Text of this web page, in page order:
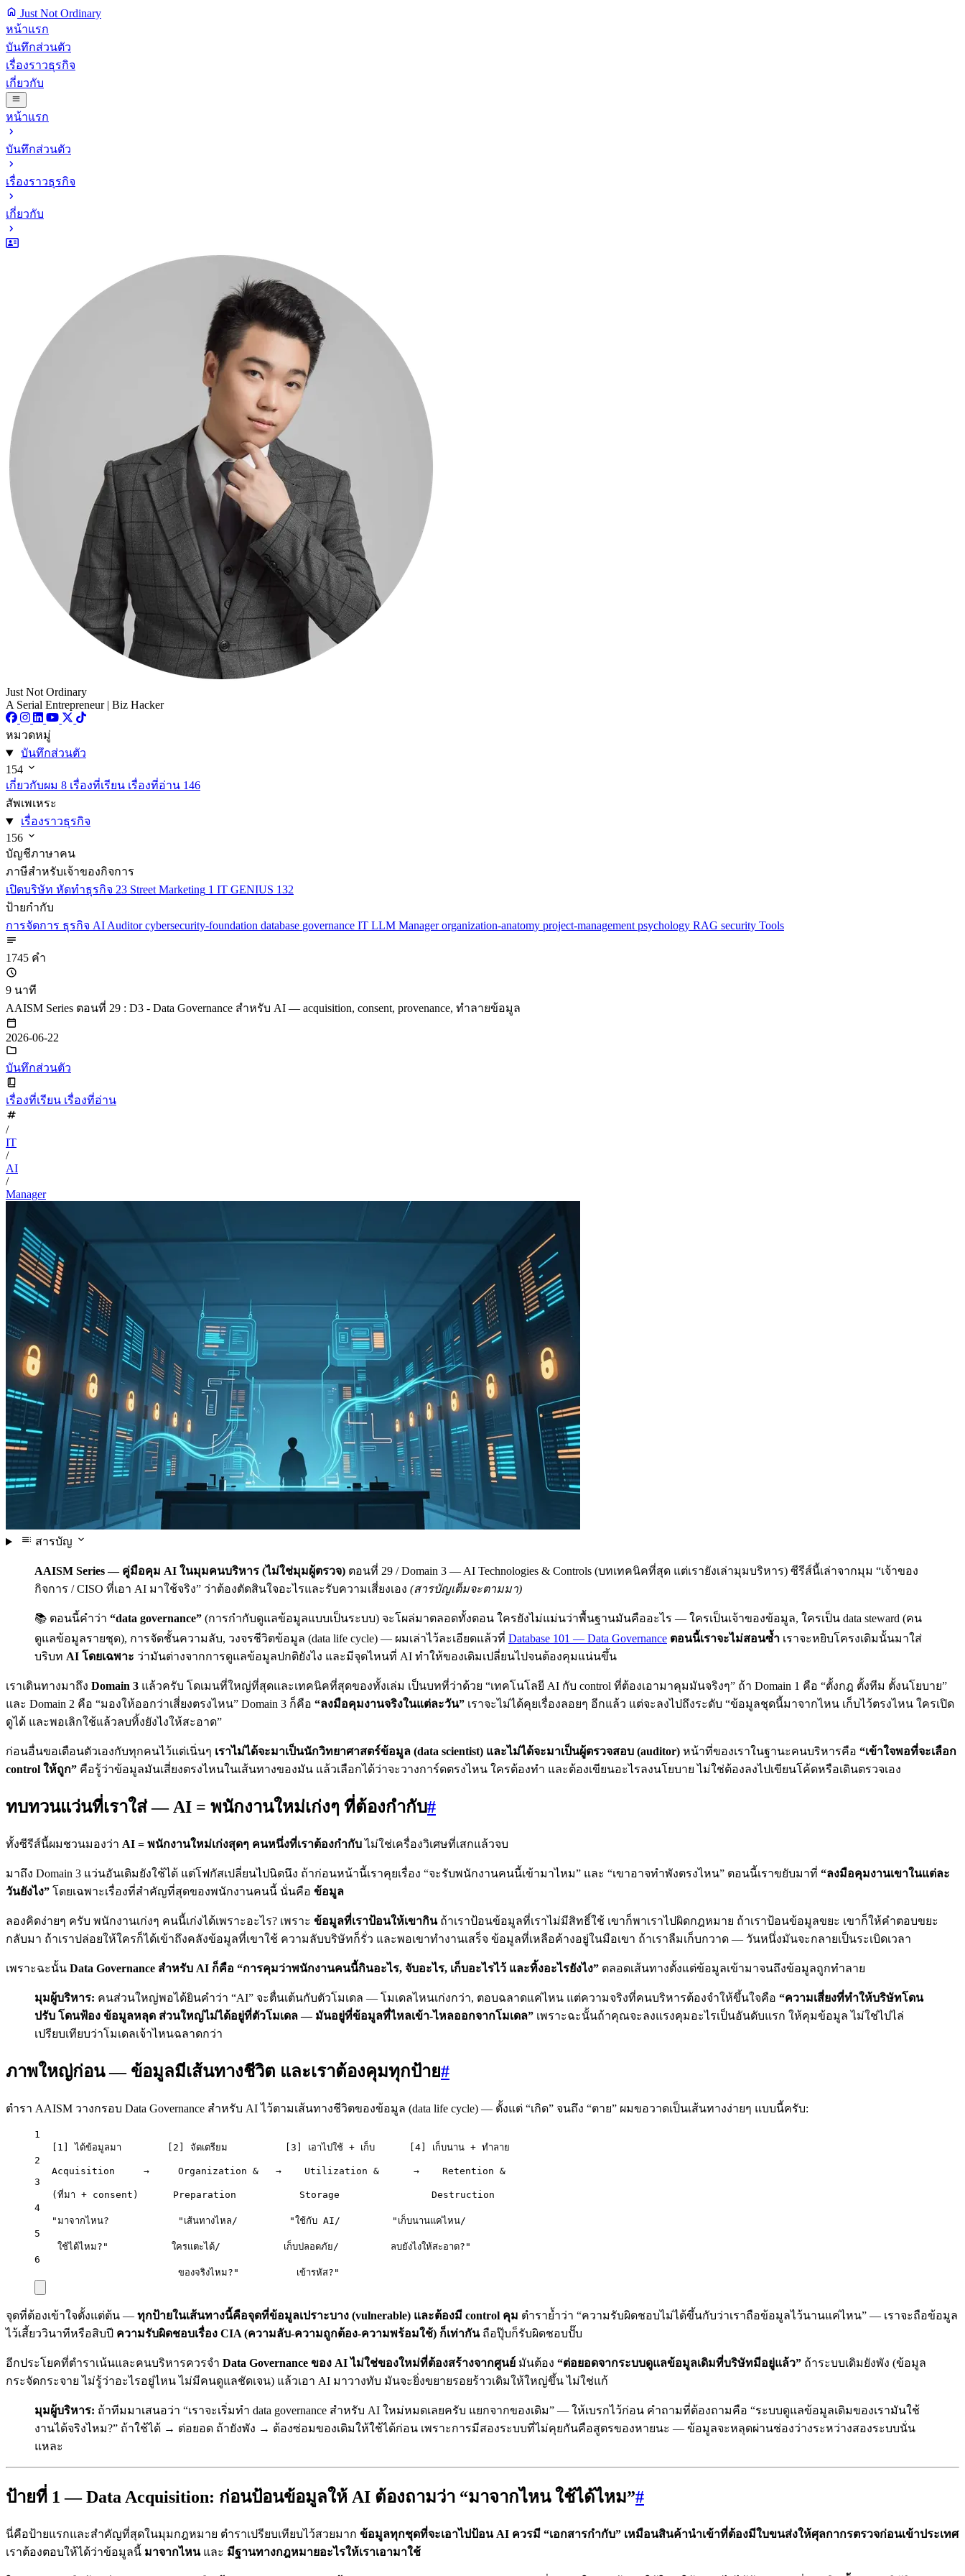
Just Not Ordinary
หน้าแรก
บันทึกส่วนตัว
เรื่องราวธุรกิจ
เกี่ยวกับ
หน้าแรก
บันทึกส่วนตัว
เรื่องราวธุรกิจ
เกี่ยวกับ
Just Not Ordinary
A Serial Entrepreneur | Biz Hacker
หมวดหมู่
บันทึกส่วนตัว
154
เกี่ยวกับผม 8 เรื่องที่เรียน เรื่องที่อ่าน 146
สัพเพเหระ
เรื่องราวธุรกิจ
156
บัญชีภาษาคน
ภาษีสำหรับเจ้าของกิจการ
เปิดบริษัท หัดทำธุรกิจ 23 Street Marketing 1 IT GENIUS 132
ป้ายกำกับ
การจัดการ ธุรกิจ AI Auditorcybersecurity-foundation database governance IT LLM Managerorganization-anatomy project-management psychology RAG security Tools
1745 คำ
9 นาที
AAISM Series ตอนที่ 29 : D3 - Data Governance สำหรับ AI — acquisition, consent, provenance, ทำลายข้อมูล
2026-06-22
บันทึกส่วนตัว
เรื่องที่เรียน เรื่องที่อ่าน
/
IT
/
AI
/
Manager
สารบัญ
AAISM Series — คู่มือคุม AI ในมุมคนบริหาร (ไม่ใช่มุมผู้ตรวจ) ตอนที่ 29 / Domain 3 — AI Technologies & Controls (บทเทคนิคที่สุด แต่เรายังเล่ามุมบริหาร) ซีรีส์นี้เล่าจากมุม “เจ้าของ
กิจการ / CISO ที่เอา AI มาใช้จริง” ว่าต้องตัดสินใจอะไรและรับความเสี่ยงเอง (สารบัญเต็มจะตามมา)
📚 ตอนนี้คำว่า “data governance” (การกำกับดูแลข้อมูลแบบเป็นระบบ) จะโผล่มาตลอดทั้งตอน ใครยังไม่แม่นว่าพื้นฐานมันคืออะไร — ใครเป็นเจ้าของข้อมูล, ใครเป็น data steward (คน
ดูแลข้อมูลรายชุด), การจัดชั้นความลับ, วงจรชีวิตข้อมูล (data life cycle) — ผมเล่าไว้ละเอียดแล้วที่ Database 101 — Data Governance ตอนนี้เราจะไม่สอนซ้ำ เราจะหยิบโครงเดิมนั้นมาใส่
บริบท AI โดยเฉพาะ ว่ามันต่างจากการดูแลข้อมูลปกติยังไง และมีจุดไหนที่ AI ทำให้ของเดิมเปลี่ยนไปจนต้องคุมแน่นขึ้น
เราเดินทางมาถึง Domain 3 แล้วครับ โดเมนที่ใหญ่ที่สุดและเทคนิคที่สุดของทั้งเล่ม เป็นบทที่ว่าด้วย “เทคโนโลยี AI กับ control ที่ต้องเอามาคุมมันจริงๆ” ถ้า Domain 1 คือ “ตั้งกฎ ตั้งทีม ตั้งนโยบาย”
และ Domain 2 คือ “มองให้ออกว่าเสี่ยงตรงไหน” Domain 3 ก็คือ “ลงมือคุมงานจริงในแต่ละวัน” เราจะไม่ได้คุยเรื่องลอยๆ อีกแล้ว แต่จะลงไปถึงระดับ “ข้อมูลชุดนี้มาจากไหน เก็บไว้ตรงไหน ใครเปิด
ดูได้ และพอเลิกใช้แล้วลบทิ้งยังไงให้สะอาด”
ก่อนอื่นขอเตือนตัวเองกับทุกคนไว้แต่เนิ่นๆ เราไม่ได้จะมาเป็นนักวิทยาศาสตร์ข้อมูล (data scientist) และไม่ได้จะมาเป็นผู้ตรวจสอบ (auditor) หน้าที่ของเราในฐานะคนบริหารคือ “เข้าใจพอที่จะเลือก
control ให้ถูก” คือรู้ว่าข้อมูลมันเสี่ยงตรงไหนในเส้นทางของมัน แล้วเลือกได้ว่าจะวางการ์ดตรงไหน ใครต้องทำ และต้องเขียนอะไรลงนโยบาย ไม่ใช่ต้องลงไปเขียนโค้ดหรือเดินตรวจเอง
ทบทวนแว่นที่เราใส่ — AI = พนักงานใหม่เก่งๆ ที่ต้องกำกับ#
ทั้งซีรีส์นี้ผมชวนมองว่า AI = พนักงานใหม่เก่งสุดๆ คนหนึ่งที่เราต้องกำกับไม่ใช่เครื่องวิเศษที่เสกแล้วจบ
มาถึง Domain 3 แว่นอันเดิมยังใช้ได้ แต่โฟกัสเปลี่ยนไปนิดนึง ถ้าก่อนหน้านี้เราคุยเรื่อง “จะรับพนักงานคนนี้เข้ามาไหม” และ “เขาอาจทำพังตรงไหน” ตอนนี้เราขยับมาที่ “ลงมือคุมงานเขาในแต่ละ
วันยังไง” โดยเฉพาะเรื่องที่สำคัญที่สุดของพนักงานคนนี้ นั่นคือ ข้อมูล
ลองคิดง่ายๆ ครับ พนักงานเก่งๆ คนนี้เก่งได้เพราะอะไร? เพราะ ข้อมูลที่เราป้อนให้เขากินถ้าเราป้อนข้อมูลที่เราไม่มีสิทธิ์ใช้ เขาก็พาเราไปผิดกฎหมาย ถ้าเราป้อนข้อมูลขยะ เขาก็ให้คำตอบขยะ
กลับมา ถ้าเราปล่อยให้ใครก็ได้เข้าถึงคลังข้อมูลที่เขาใช้ ความลับบริษัทก็รั่ว และพอเขาทำงานเสร็จ ข้อมูลที่เหลือค้างอยู่ในมือเขา ถ้าเราลืมเก็บกวาด — วันหนึ่งมันจะกลายเป็นระเบิดเวลา
เพราะฉะนั้น Data Governance สำหรับ AI ก็คือ “การคุมว่าพนักงานคนนี้กินอะไร, จับอะไร, เก็บอะไรไว้ และทิ้งอะไรยังไง” ตลอดเส้นทางตั้งแต่ข้อมูลเข้ามาจนถึงข้อมูลถูกทำลาย
มุมผู้บริหาร: คนส่วนใหญ่พอได้ยินคำว่า “AI” จะตื่นเต้นกับตัวโมเดล — โมเดลไหนเก่งกว่า, ตอบฉลาดแค่ไหน แต่ความจริงที่คนบริหารต้องจำให้ขึ้นใจคือ “ความเสี่ยงที่ทำให้บริษัทโดน
ปรับ โดนฟ้อง ข้อมูลหลุด ส่วนใหญ่ไม่ได้อยู่ที่ตัวโมเดล — มันอยู่ที่ข้อมูลที่ไหลเข้า-ไหลออกจากโมเดล” เพราะฉะนั้นถ้าคุณจะลงแรงคุมอะไรเป็นอันดับแรก ให้คุมข้อมูล ไม่ใช่ไปไล่
เปรียบเทียบว่าโมเดลเจ้าไหนฉลาดกว่า
ภาพใหญ่ก่อน — ข้อมูลมีเส้นทางชีวิต และเราต้องคุมทุกป้าย#
ตำรา AAISM วางกรอบ Data Governance สำหรับ AI ไว้ตามเส้นทางชีวิตของข้อมูล (data life cycle) — ตั้งแต่ “เกิด” จนถึง “ตาย” ผมขอวาดเป็นเส้นทางง่ายๆ แบบนี้ครับ:
1
[1] ได้ข้อมูลมา        [2] จัดเตรียม          [3] เอาไปใช้ + เก็บ      [4] เก็บนาน + ทำลาย
2
Acquisition     →     Organization &   →    Utilization &      →    Retention &
3
(ที่มา + consent)      Preparation           Storage                Destruction
4
"มาจากไหน?            "เส้นทางไหล/         "ใช้กับ AI/         "เก็บนานแค่ไหน/
5
ใช้ได้ไหม?"           ใครแตะได้/           เก็บปลอดภัย/         ลบยังไงให้สะอาด?"
6
ของจริงไหม?"          เข้ารหัส?"
จุดที่ต้องเข้าใจตั้งแต่ต้น — ทุกป้ายในเส้นทางนี้คือจุดที่ข้อมูลเปราะบาง (vulnerable) และต้องมี control คุม ตำราย้ำว่า “ความรับผิดชอบไม่ได้ขึ้นกับว่าเราถือข้อมูลไว้นานแค่ไหน” — เราจะถือข้อมูล
ไว้เสี้ยววินาทีหรือสิบปี ความรับผิดชอบเรื่อง CIA (ความลับ-ความถูกต้อง-ความพร้อมใช้) ก็เท่ากันถือปุ๊บก็รับผิดชอบปั๊บ
อีกประโยคที่ตำราเน้นและคนบริหารควรจำ Data Governance ของ AI ไม่ใช่ของใหม่ที่ต้องสร้างจากศูนย์ มันต้อง “ต่อยอดจากระบบดูแลข้อมูลเดิมที่บริษัทมีอยู่แล้ว” ถ้าระบบเดิมยังพัง (ข้อมูล
กระจัดกระจาย ไม่รู้ว่าอะไรอยู่ไหน ไม่มีคนดูแลชัดเจน) แล้วเอา AI มาวางทับ มันจะยิ่งขยายรอยร้าวเดิมให้ใหญ่ขึ้น ไม่ใช่แก้
มุมผู้บริหาร: ถ้าทีมมาเสนอว่า “เราจะเริ่มทำ data governance สำหรับ AI ใหม่หมดเลยครับ แยกจากของเดิม” — ให้เบรกไว้ก่อน คำถามที่ต้องถามคือ “ระบบดูแลข้อมูลเดิมของเรามันใช้
งานได้จริงไหม?” ถ้าใช้ได้ → ต่อยอด ถ้ายังพัง → ต้องซ่อมของเดิมให้ใช้ได้ก่อน เพราะการมีสองระบบที่ไม่คุยกันคือสูตรของหายนะ — ข้อมูลจะหลุดผ่านช่องว่างระหว่างสองระบบนั่น
แหละ
ป้ายที่ 1 — Data Acquisition: ก่อนป้อนข้อมูลให้ AI ต้องถามว่า “มาจากไหน ใช้ได้ไหม”#
นี่คือป้ายแรกและสำคัญที่สุดในมุมกฎหมาย ตำราเปรียบเทียบไว้สวยมาก ข้อมูลทุกชุดที่จะเอาไปป้อน AI ควรมี “เอกสารกำกับ” เหมือนสินค้านำเข้าที่ต้องมีใบขนส่งให้ศุลกากรตรวจก่อนเข้าประเทศ
เราต้องตอบให้ได้ว่าข้อมูลนี้ มาจากไหนและ มีฐานทางกฎหมายอะไรให้เราเอามาใช้